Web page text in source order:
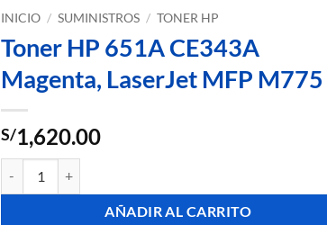
INICIO / SUMINISTROS / TONER HP
Toner HP 651A CE343A
Magenta, LaserJet MFP M775
S/1,620.00
AÑADIR AL CARRITO